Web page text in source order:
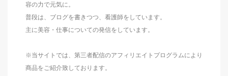
容の力で元気に。
普段は、ブログを書きつつ、看護師をしています。
主に美容・仕事についての発信をしています。
※当サイトでは、第三者配信のアフィリエイトプログラムにより
商品をご紹介致しております。